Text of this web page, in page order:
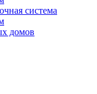
система
домов